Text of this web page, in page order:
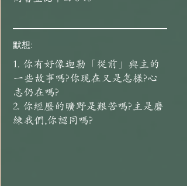
默想:
1. 你有好像迦勒「從前」與主的
一些故事嗎?你現在又是怎樣?心
志仍在嗎?
2. 你經歷的曠野是艱苦嗎?主是磨
練我們,你認同嗎?